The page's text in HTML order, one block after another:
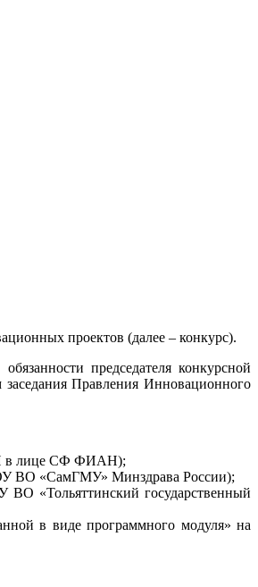
проектов (далее – конкурс).
председателя конкурсной
Правления Инновационного
в лице СФ ФИАН);
ВО «СамГМУ» Минздрава России);
ВО «Тольяттинский государственный
в виде программного модуля» на